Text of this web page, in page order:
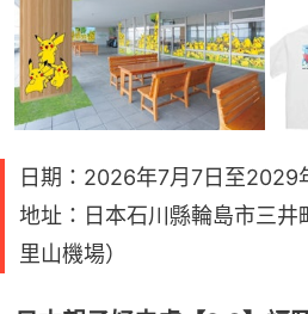
日期：2026年7月7日至2029
地址：日本石川縣輪島市三井
里山機場）